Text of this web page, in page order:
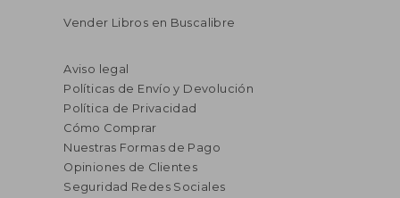
Vender Libros en Buscalibre
Aviso legal
Políticas de Envío y Devolución
Política de Privacidad
Cómo Comprar
Nuestras Formas de Pago
Opiniones de Clientes
Seguridad Redes Sociales